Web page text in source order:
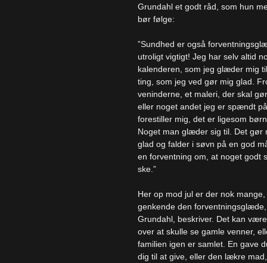
Grundahl et godt råd, som hun
bør følge:
”Sundhed er også
utroligt vigtigt! Jeg har selv altid
kalenderen, som jeg glæder mig
ting, som jeg ved gør mig glad.
veninderne, et maleri, der skal
eller noget andet jeg er spændt
forestiller mig, det er ligesom
Noget man glæder sig til. Det gør
glad og falder i søvn på en god
en forventning om, at noget godt
ske.”
Her op mod jul er der nok
genkende den
Grundahl, beskriver. Det kan
over at skulle se gamle venner,
familien igen er samlet. En gave
dig til at give, eller den lækre